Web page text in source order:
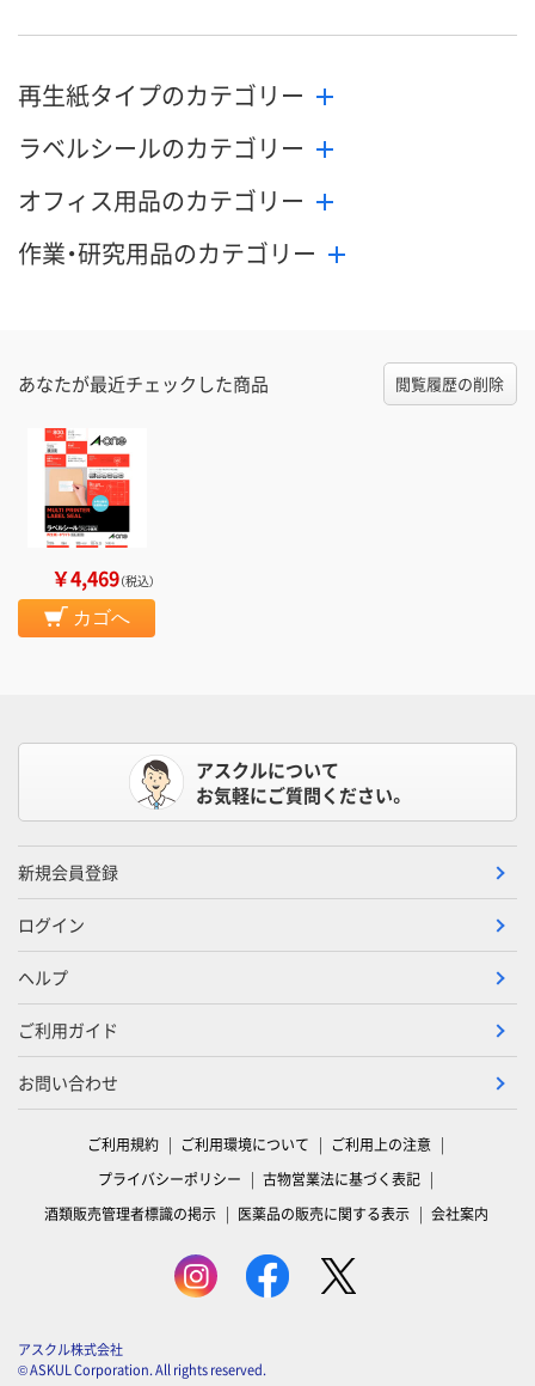
再生紙タイプのカテゴリー
ラベルシールのカテゴリー
オフィス用品のカテゴリー
作業・研究用品のカテゴリー
あなたが最近チェックした商品 閲覧履歴の削除
￥4,469（税込）
カゴへ
アスクルについて
お気軽にご質問ください。
新規会員登録
ログイン
ヘルプ
ご利用ガイド
お問い合わせ
ご利用規約 ご利用環境について
ご利用上の注意
プライバシーポリシー
古物営業法に基づく表記
酒類販売管理者標識の掲示
医薬品の販売に関する表示 会社案内
アスクル株式会社
© ASKUL Corporation. All rights reserved.